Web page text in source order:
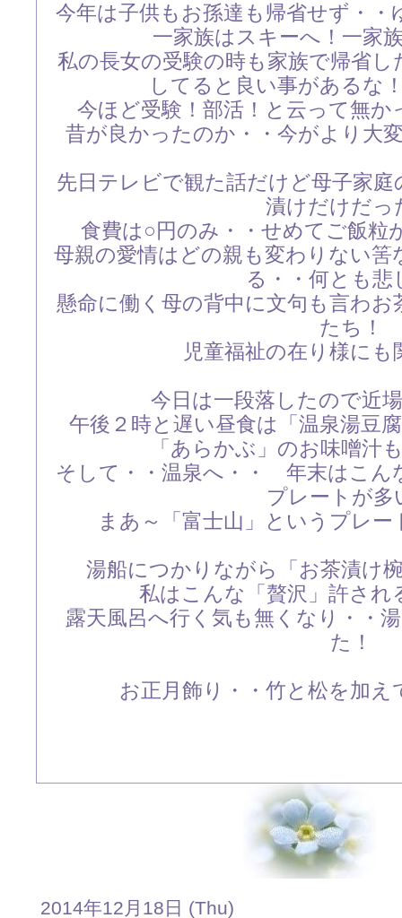
今年は子供もお孫達も帰省せず・
一家族はスキーへ！一家
私の長女の受験の時も家族で帰省
してると良い事があるな
今ほど受験！部活！と云って無
昔が良かったのか・・今がより大
先日テレビで観た話だけど母子家
漬けだけだっ
食費は○円のみ・・せめてご飯粒
母親の愛情はどの親も変わりない
る・・何とも悲
懸命に働く母の背中に文句も言わ
たち！
児童福祉の在り様にも
今日は一段落したので近
午後２時と遅い昼食は「温泉湯豆
「あらかぶ」のお味噌汁
そして・・温泉へ・・ 年末はこん
プレートが多
まあ～「富士山」というプレ
湯船につかりながら「お茶漬け
私はこんな「贅沢」許され
露天風呂へ行く気も無くなり・・
た！
お正月飾り・・竹と松を加
2014年12月18日 (Thu)